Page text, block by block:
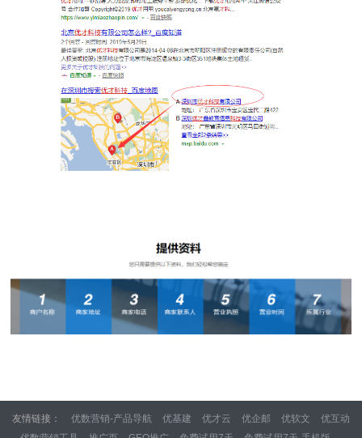
友情链接： 优数营销-产品导航 优基建 优才云 优企邮 优软文
优互动